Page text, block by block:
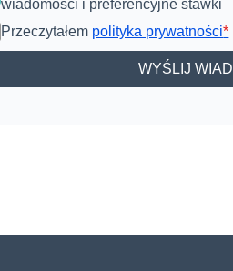
wiadomości i preferencyjne stawki
Przeczytałem polityka prywatności*